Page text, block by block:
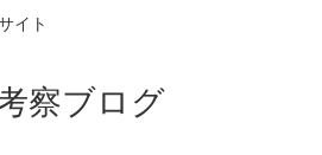
イト
察ブログ